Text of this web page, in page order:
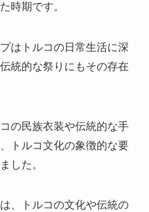
時期です。
はトルコの日常生活に深
統的な祭りにもその存在
の民族衣装や伝統的な手
トルコ文化の象徴的な要
した。
、トルコの文化や伝統の